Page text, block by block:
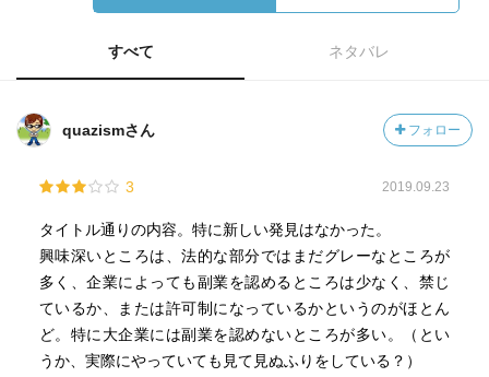
すべて ネタバレ
quazismさん フォロー
3 2019.09.23
タイトル通りの内容。特に新しい発見はなかった。
興味深いところは、法的な部分ではまだグレーなところが
多く、企業によっても副業を認めるところは少なく、禁じ
ているか、または許可制になっているかというのがほとん
ど。特に大企業には副業を認めないところが多い。（とい
うか、実際にやっていても見て見ぬふりをしている？）